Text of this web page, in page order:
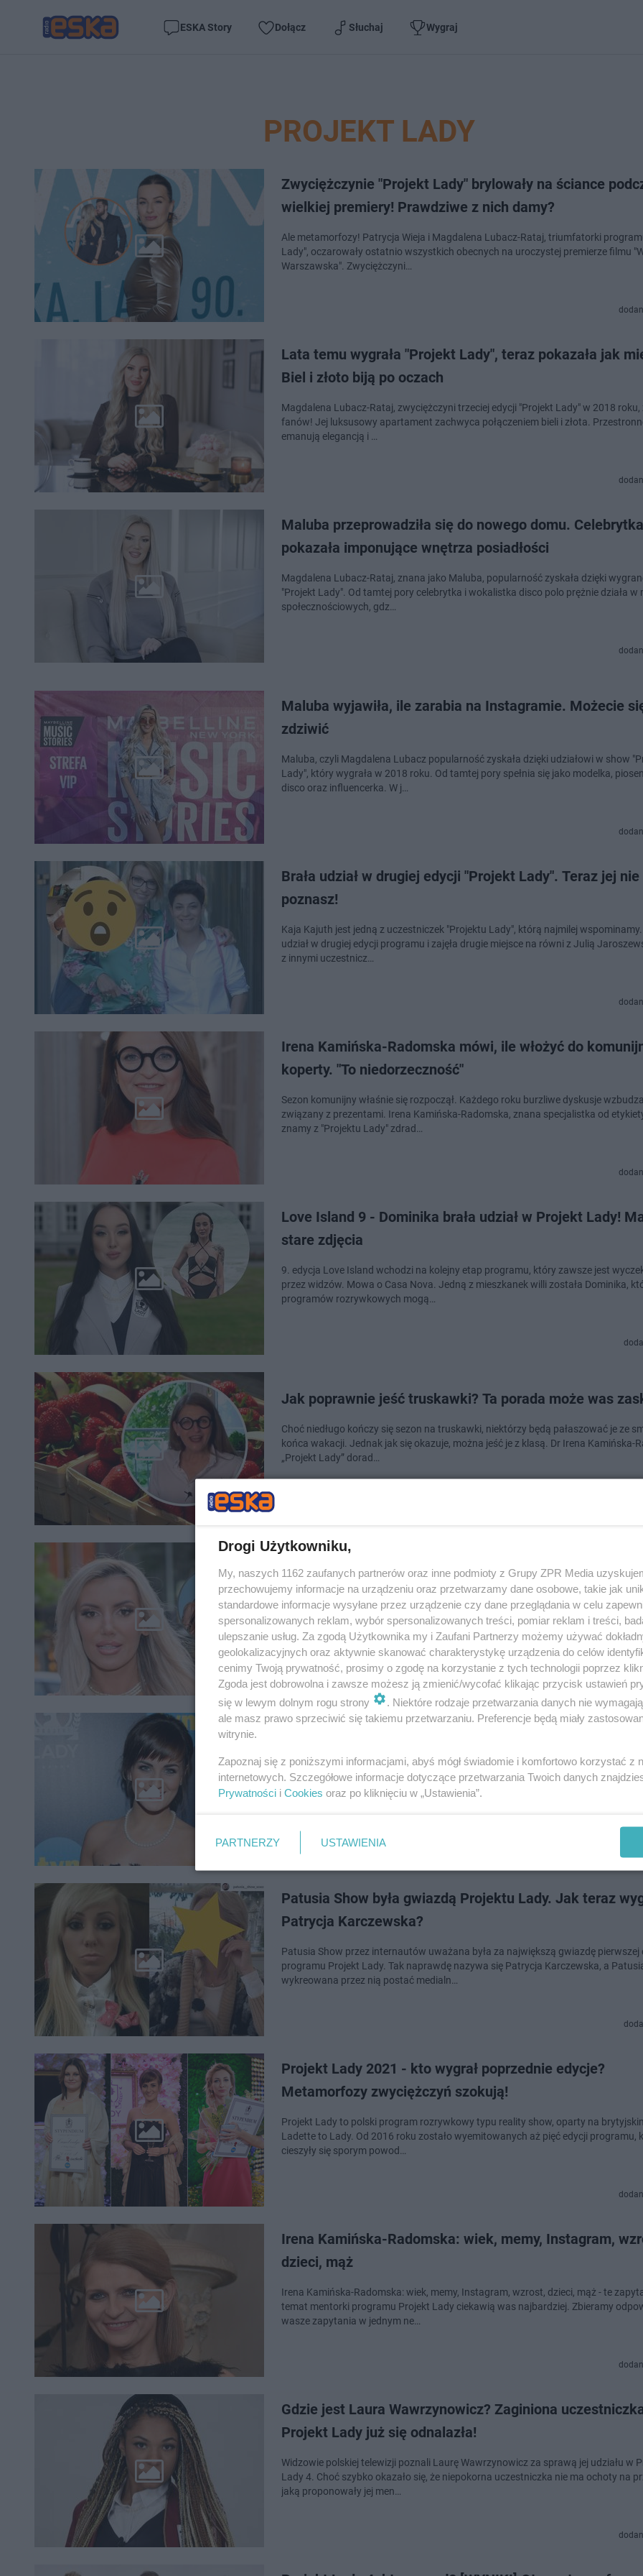
ESKA Story Dołącz Słuchaj Wygraj
PROJEKT LADY
Zwyciężczynie "Projekt Lady" brylowały na ściance
wielkiej premiery! Prawdziwe z nich damy?
Ale metamorfozy! Patrycja Wieja i Magdalena Lubacz-Rataj, triumfatorki
Lady", oczarowały ostatnio wszystkich obecnych na uroczystej premierze filmu
Warszawska". Zwyciężczyni…
Lata temu wygrała "Projekt Lady", teraz pokazała jak
Biel i złoto biją po oczach
Magdalena Lubacz-Rataj, zwyciężczyni trzeciej edycji "Projekt Lady" w 2018 roku,
fanów! Jej luksusowy apartament zachwyca połączeniem bieli i złota.
emanują elegancją i …
Maluba przeprowadziła się do nowego domu. Celebrytka
pokazała imponujące wnętrza posiadłości
Magdalena Lubacz-Rataj, znana jako Maluba, popularność zyskała dzięki
"Projekt Lady". Od tamtej pory celebrytka i wokalistka disco polo prężnie działa w
społecznościowych, gdz…
Maluba wyjawiła, ile zarabia na Instagramie. Możecie
zdziwić
Maluba, czyli Magdalena Lubacz popularność zyskała dzięki udziałowi w show
Lady", który wygrała w 2018 roku. Od tamtej pory spełnia się jako modelka,
disco oraz influencerka. W j…
Brała udział w drugiej edycji "Projekt Lady". Teraz jej nie
poznasz!
Kaja Kajuth jest jedną z uczestniczek "Projektu Lady", którą najmilej wspominamy.
udział w drugiej edycji programu i zajęła drugie miejsce na równi z Julią
z innymi uczestnicz…
Irena Kamińska-Radomska mówi, ile włożyć do
koperty. "To niedorzeczność"
Sezon komunijny właśnie się rozpoczął. Każdego roku burzliwe dyskusje
związany z prezentami. Irena Kamińska-Radomska, znana specjalistka od
znamy z "Projektu Lady" zdrad…
Love Island 9 - Dominika brała udział w Projekt Lady!
stare zdjęcia
9. edycja Love Island wchodzi na kolejny etap programu, który zawsze jest
przez widzów. Mowa o Casa Nova. Jedną z mieszkanek willi została Dominika,
programów rozrywkowych mogą…
Jak poprawnie jeść truskawki? Ta porada może was
Choć niedługo kończy się sezon na truskawki, niektórzy będą pałaszować je ze
końca wakacji. Jednak jak się okazuje, można jeść je z klasą. Dr Irena Kamińska-
„Projekt Lady” dorad…
Maluba z Projektu Lady wystąpiła w Dziewczynach z
TYLE zaoferowano jej za występ u boku Dody!
Znana z Projektu Lady Maluba stara się utrzymywać popularność, jaką zapewnił
prowadzonym przez Małgorzatę Rozenek-Majdan programie. Celebrytka ma na
koncie nie tylko autorskie utwo…
Wygrała pierwszą edycję "Projekt Lady" i nie ukrywa
Patrycja Wieja wygrała pierwszą edycję programu "Projekt"Lady", a jej celebrycka
nabiera tempa. Jest aktywna w mediach społecznościowych, gdzie obserwuje ją
Patusia Show była gwiazdą Projektu Lady. Jak teraz
Patrycja Karczewska?
Patusia Show przez internautów uważana była za największą gwiazdę pierwszej
programu Projekt Lady. Tak naprawdę nazywa się Patrycja Karczewska, a
wykreowana przez nią postać medialn…
Projekt Lady 2021 - kto wygrał poprzednie edycje?
Metamorfozy zwyciężczyń szokują!
Projekt Lady to polski program rozrywkowy typu reality show, oparty na
Ladette to Lady. Od 2016 roku zostało wyemitowanych aż pięć edycji programu,
cieszyły się sporym powod…
Irena Kamińska-Radomska: wiek, memy, Instagram,
dzieci, mąż
Irena Kamińska-Radomska: wiek, memy, Instagram, wzrost, dzieci, mąż - te
temat mentorki programu Projekt Lady ciekawią was najbardziej. Zbieramy
wasze zapytania w jednym ne…
Gdzie jest Laura Wawrzynowicz? Zaginiona
Projekt Lady już się odnalazła!
Widzowie polskiej telewizji poznali Laurę Wawrzynowicz za sprawą jej udziału w
Lady 4. Choć szybko okazało się, że niepokorna uczestniczka nie ma ochoty na
jaką proponowały jej men…
Drogi Użytkowniku,
My, naszych 1162 zaufanych partnerów oraz inne podmioty z Grupy ZPR Media
przechowujemy informacje na urządzeniu oraz przetwarzamy dane osobowe, takie jak
standardowe informacje wysyłane przez urządzenie czy dane przeglądania w celu
spersonalizowanych reklam, wybór spersonalizowanych treści, pomiar reklam i treści,
ulepszanie usług. Za zgodą Użytkownika my i Zaufani Partnerzy możemy używać
geolokalizacyjnych oraz aktywnie skanować charakterystykę urządzenia do celów
cenimy Twoją prywatność, prosimy o zgodę na korzystanie z tych technologii poprzez
Zgoda jest dobrowolna i zawsze możesz ją zmienić/wycofać klikając przycisk ustawień
się w lewym dolnym rogu strony
. Niektóre rodzaje przetwarzania danych nie
ale masz prawo sprzeciwić się takiemu przetwarzaniu. Preferencje będą miały
witrynie.
Zapoznaj się z poniższymi informacjami, abyś mógł świadomie i komfortowo korzystać z
internetowych. Szczegółowe informacje dotyczące przetwarzania Twoich danych
Prywatności i Cookies oraz po kliknięciu w „Ustawienia”.
PARTNERZY USTAWIENIA